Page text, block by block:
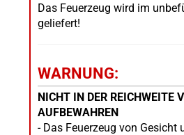
Das Feuerzeug wird im
geliefert!
WARNUNG:
NICHT IN DER REICHWEITE
AUFBEWAHREN
- Das Feuerzeug von Gesicht